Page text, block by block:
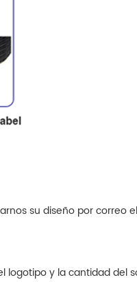
su diseño por correo
y la cantidad del